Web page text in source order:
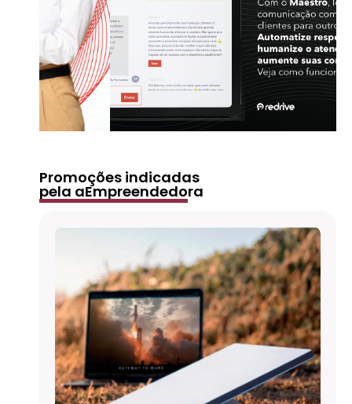
Promoções indicadas
pela aEmpreendedora